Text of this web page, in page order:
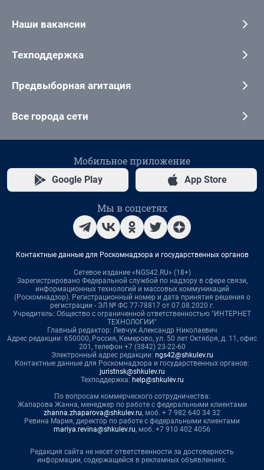
Наши вакансии
Техподдержка
Предвыборная агитация
Все города сети
Мобильное приложение
Google Play App Store
Мы в соцсетях
Контактные данные для Роскомнадзора и государственных органов
Сетевое издание «NGS42.RU» (18+)
Зарегистрировано Федеральной службой по надзору в сфере связи,
информационных технологий и массовых коммуникаций
(Роскомнадзор). Регистрационный номер и дата принятия решения о
регистрации - ЭЛ № ФС 77-78817 от 07.08.2020 г.
Учредитель: Общество с ограниченной ответственностью "ИНТЕРНЕТ
ТЕХНОЛОГИИ"
Главный редактор: Левчук Александр Николаевич
Адрес редакции: 650000, Россия, Кемерово, ул. 50 лет Октября, д. 11, офис
201, телефон +7 (3842) 23-22-60
Электронный адрес редакции: ngs42@shkulev.ru
Контактные данные для Роскомнадзора и государственных органов:
juristnsk@shkulev.ru
Техподдержка: help@shkulev.ru
По вопросам коммерческого сотрудничества:
Жапарова Жанна, менеджер по работе с федеральными клиентами
zhanna.zhaparova@shkulev.ru, моб. + 7 982 640 34 32
Ревина Мария, директор по работе с федеральными клиентами
mariya.revina@shkulev.ru, моб. +7 910 402 4056
Редакция сайта не несет ответственности за достоверность
информации, содержащейся в рекламных объявлениях.